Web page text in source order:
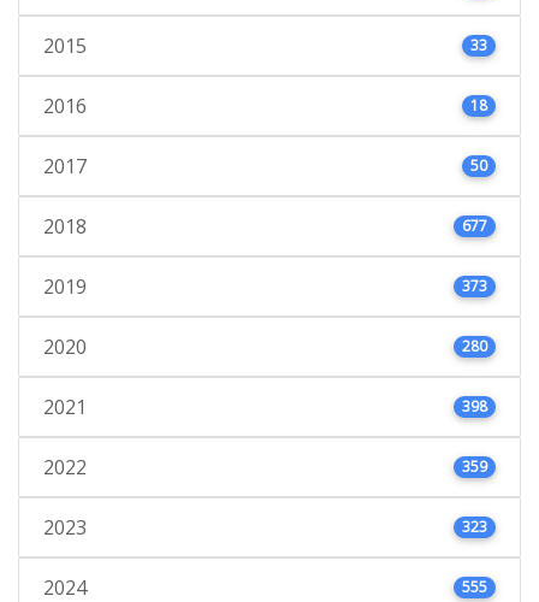
2015 33
2016 18
2017 50
2018 677
2019 373
2020 280
2021 398
2022 359
2023 323
2024 555